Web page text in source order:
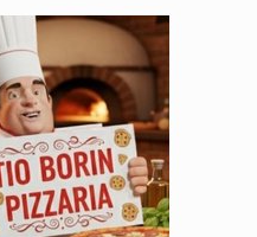
Veja essa receita de carne assada para o
Greve dos professores em PVH é
LOGAN: Terror mistura mistério e filmagens
TCE reúne candidatos ao Governo e apresenta
são maioria e representam 52% do eleitorado de